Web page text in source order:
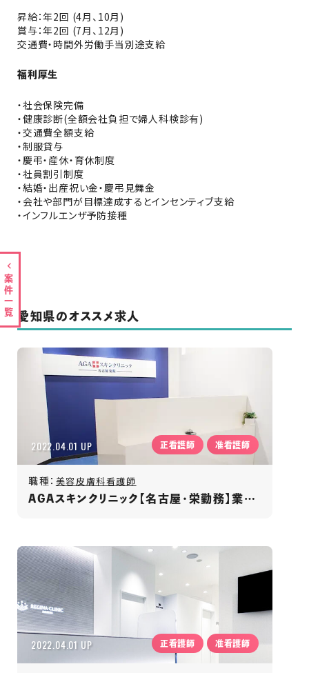
案件一覧
昇給：年2回 (4月、10月)
賞与：年2回 (7月、12月)
交通費・時間外労働手当別途支給
福利厚生
・社会保険完備
・健康診断(全額会社負担で婦人科検診有)
・交通費全額支給
・制服貸与
・慶弔・産休・育休制度
・社員割引制度
・結婚・出産祝い金・慶弔見舞金
・会社や部門が目標達成するとインセンティブ支給
・インフルエンザ予防接種
愛知県のオススメ求人
2022.04.01 UP 正看護師 准看護師
職種： 美容皮膚科看護師
AGAスキンクリニック【名古屋・栄勤務】業界No.1／発毛専門クリニック／年間休日125日
2022.04.01 UP 正看護師 准看護師